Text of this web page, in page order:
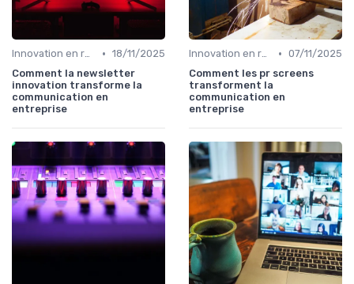
Innovation en relation presse • 18/11/2025
Comment la newsletter
innovation transforme la
communication en
entreprise
Innovation en relation presse • 07/11/2025
Comment les pr screens
transforment la
communication en
entreprise